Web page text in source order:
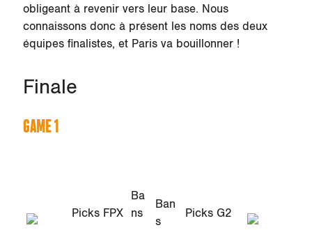
obligeant à revenir vers leur base. Nous
connaissons donc à présent les noms des deux
équipes finalistes, et Paris va bouillonner !
Finale
GAME 1
Picks FPX
Ba
ns
Ban
s
Picks G2